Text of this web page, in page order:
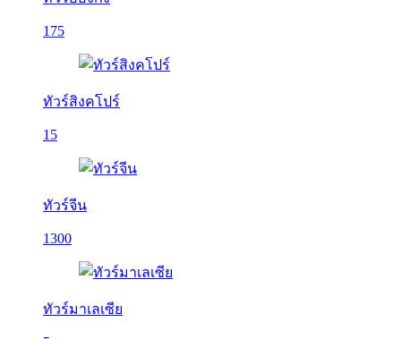
175
ทัวร์สิงคโปร์
15
ทัวร์จีน
1300
ทัวร์มาเลเซีย